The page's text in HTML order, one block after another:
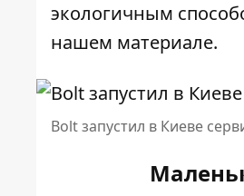
экологичным
нашем материале.
Bolt запустил в Киеве